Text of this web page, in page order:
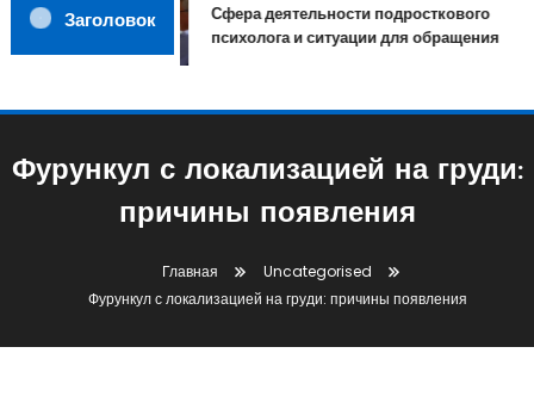
Заголовок
Сфера деятельности подросткового
психолога и ситуации для обращения
Фурункул с локализацией на груди:
причины появления
Главная
Uncategorised
Фурункул с локализацией на груди: причины появления